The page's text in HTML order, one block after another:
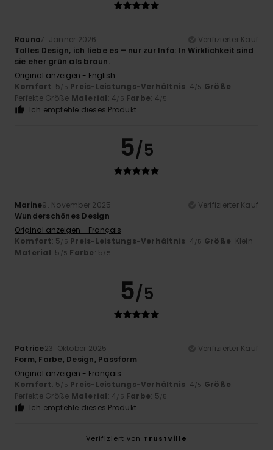
Rauno7. Jänner 2026
Verifizierter Kauf
Tolles Design, ich liebe es – nur zur Info: In Wirklichkeit sind
sie eher grün als braun.
Original anzeigen - English
Komfort: 5/5 Preis-Leistungs-Verhältnis: 4/5 Größe:
Perfekte Größe Material: 4/5 Farbe: 4/5
Ich empfehle dieses Produkt
5/5
Marine9. November 2025
Verifizierter Kauf
Wunderschönes Design
Original anzeigen - Français
Komfort: 5/5 Preis-Leistungs-Verhältnis: 4/5 Größe: Klein
Material: 5 /5 Farbe: 5/5
5/5
Patrice23. Oktober 2025
Verifizierter Kauf
Form, Farbe, Design, Passform
Original anzeigen - Français
Komfort: 5/5 Preis-Leistungs-Verhältnis: 4/5 Größe:
Perfekte Größe Material: 4/5 Farbe: 5/5
Ich empfehle dieses Produkt
Verifiziert von TrustVille